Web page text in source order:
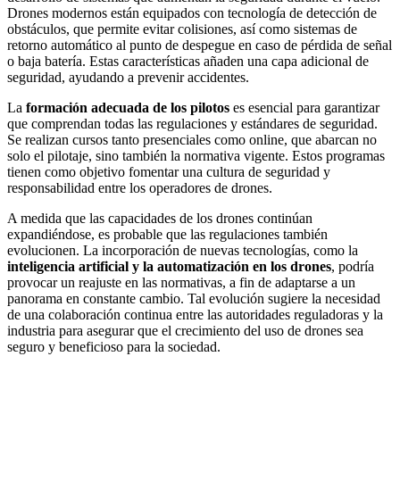
Drones modernos están equipados con tecnología de detección de
obstáculos, que permite evitar colisiones, así como sistemas de
retorno automático al punto de despegue en caso de pérdida de señal
o baja batería. Estas características añaden una capa adicional de
seguridad, ayudando a prevenir accidentes.
La formación adecuada de los pilotos es esencial para garantizar
que comprendan todas las regulaciones y estándares de seguridad.
Se realizan cursos tanto presenciales como online, que abarcan no
solo el pilotaje, sino también la normativa vigente. Estos programas
tienen como objetivo fomentar una cultura de seguridad y
responsabilidad entre los operadores de drones.
A medida que las capacidades de los drones continúan
expandiéndose, es probable que las regulaciones también
evolucionen. La incorporación de nuevas tecnologías, como la
inteligencia artificial y la automatización en los drones, podría
provocar un reajuste en las normativas, a fin de adaptarse a un
panorama en constante cambio. Tal evolución sugiere la necesidad
de una colaboración continua entre las autoridades reguladoras y la
industria para asegurar que el crecimiento del uso de drones sea
seguro y beneficioso para la sociedad.